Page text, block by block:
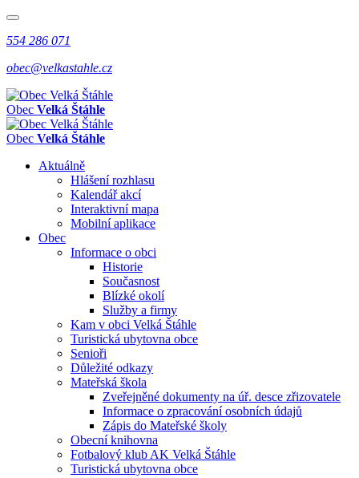
554 286 071
obec@velkastahle.cz
Obec Velká Štáhle
Obec Velká Štáhle
Aktuálně
Hlášení rozhlasu
Kalendář akcí
Interaktivní mapa
Mobilní aplikace
Obec
Informace o obci
Historie
Současnost
Blízké okolí
Služby a firmy
Kam v obci Velká Štáhle
Turistická ubytovna obce
Senioři
Důležité odkazy
Mateřská škola
Zveřejněné dokumenty na úř. desce zřizovatele
Informace o zpracování osobních údajů
Zápis do Mateřské školy
Obecní knihovna
Fotbalový klub AK Velká Štáhle
Turistická ubytovna obce